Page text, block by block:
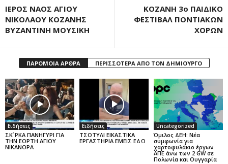
ΙΕΡΟΣ ΝΑΟΣ ΑΓΙΟΥ
ΝΙΚΟΛΑΟΥ ΚΟΖΑΝΗΣ
ΒΥΖΑΝΤΙΝΗ ΜΟΥΣΙΚΗ
ΚΟΖΑΝΗ 3ο ΠΑΙΔΙΚΟ
ΦΕΣΤΙΒΑΛ ΠΟΝΤΙΑΚΩΝ
ΧΟΡΩΝ
ΠΑΡΟΜΟΙΑ ΑΡΘΡΑ ΠΕΡΙΣΣΟΤΕΡΑ ΑΠΟ ΤΟΝ ΔΗΜΙΟΥΡΓΟ
Ειδήσεις
ΣΚ`ΡΚΑ ΠΑΝΗΓΥΡΙ ΓΙΑ
ΤΗΝ ΕΟΡΤΗ ΑΓΙΟΥ
ΝΙΚΑΝΟΡΑ
Ειδήσεις
ΤΣΟΤΥΛΙ ΕΙΚΑΣΤΙΚΑ
ΕΡΓΑΣΤΗΡΙΑ ΕΜΕΙΣ ΕΔΩ
Uncategorized
Όμιλος ΔΕΗ: Νέα
συμφωνία για
χαρτοφυλάκιο έργων
ΑΠΕ άνω των 2 GW σε
Πολωνία και Ουγγαρία